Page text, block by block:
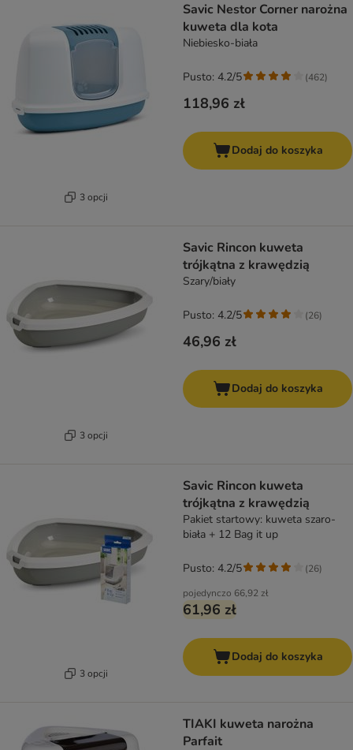
3 opcji
Savic Nestor Corner narożna
kuweta dla kota
Niebiesko-biała
118,96 zł
Pusto: 4.2/5 (462)
Dodaj do koszyka
3 opcji
Savic Rincon kuweta
trójkątna z krawędzią
Szary/biały
46,96 zł
Pusto: 4.2/5 (26)
Dodaj do koszyka
3 opcji
Savic Rincon kuweta
trójkątna z krawędzią
Pakiet startowy: kuweta szaro-
biała + 12 Bag it up
pojedynczo 66,92 zł
61,96 zł
Pusto: 4.2/5 (26)
Dodaj do koszyka
TIAKI kuweta narożna
Parfait